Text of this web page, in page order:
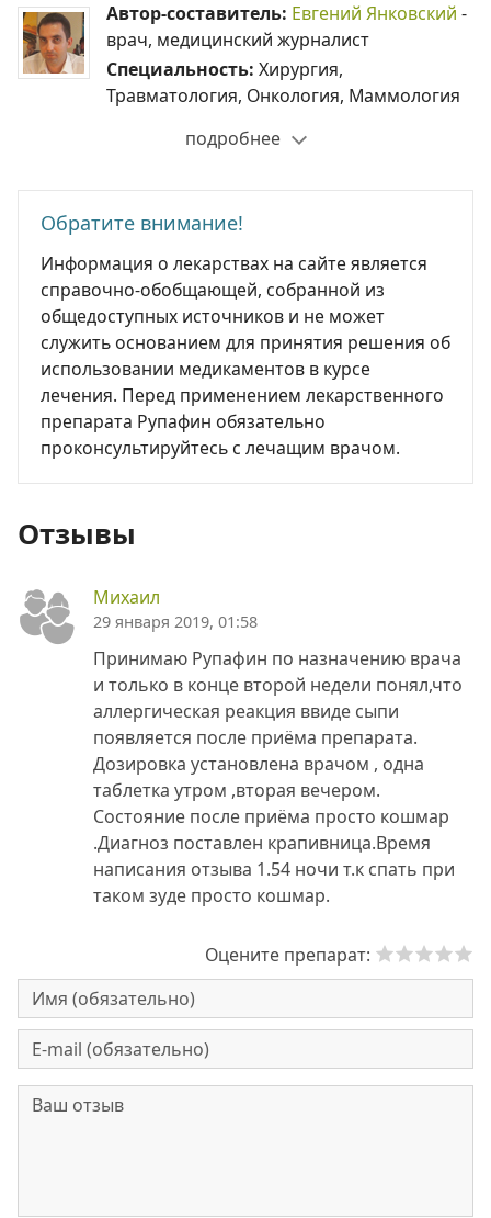
Автор-составитель: Евгений Янковский -
врач, медицинский журналист
Специальность: Хирургия,
Травматология, Онкология, Маммология
подробнее
Обратите внимание!
Информация о лекарствах на сайте является
справочно-обобщающей, собранной из
общедоступных источников и не может
служить основанием для принятия решения об
использовании медикаментов в курсе
лечения. Перед применением лекарственного
препарата Рупафин обязательно
проконсультируйтесь с лечащим врачом.
Отзывы
Михаил
29 января 2019, 01:58
Принимаю Рупафин по назначению врача
и только в конце второй недели понял,что
аллергическая реакция ввиде сыпи
появляется после приёма препарата.
Дозировка установлена врачом , одна
таблетка утром ,вторая вечером.
Состояние после приёма просто кошмар
.Диагноз поставлен крапивница.Время
написания отзыва 1.54 ночи т.к спать при
таком зуде просто кошмар.
Оцените препарат: